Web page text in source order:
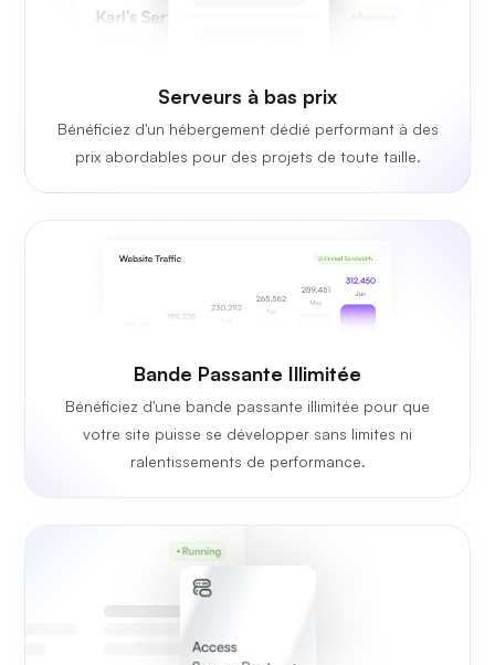
Serveurs à bas prix
Bénéficiez d'un hébergement dédié performant à des
prix abordables pour des projets de toute taille.
Bande Passante Illimitée
Bénéficiez d'une bande passante illimitée pour que
votre site puisse se développer sans limites ni
ralentissements de performance.